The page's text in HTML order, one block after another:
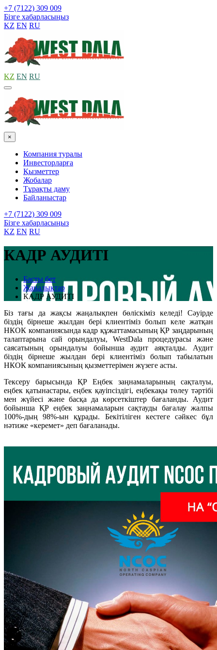
+7 (7122) 309 009
Бізге хабарласыңыз
KZ EN RU
KZ EN RU
×
Компания туралы
Инвесторларға
Қызметтер
Жобалар
Тұрақты даму
Байланыстар
+7 (7122) 309 009
Бізге хабарласыңыз
KZ EN RU
КАДР АУДИТІ
Басты бет
Жаңалықтар
КАДР АУДИТІ
Біз тағы да жақсы жаңалықпен бөліскіміз келеді! Сәуірде
біздің бірнеше жылдан бері клиентіміз болып келе жатқан
НКОК компаниясында кадр құжаттамасының ҚР заңдарының
талаптарына сай орындалуы, WestDala процедурасы және
саясатының орындалуы бойынша аудит аяқталды. Аудит
біздің бірнеше жылдан бері клиентіміз болып табылатын
НКОК компаниясының қызметтерімен жүзеге асты.
Тексеру барысында ҚР Еңбек заңнамаларының сақталуы,
еңбек қатынастары, еңбек қауіпсіздігі, еңбекақы төлеу тәртібі
мен жүйесі және басқа да көрсеткіштер бағаланды. Аудит
бойынша ҚР еңбек заңнамаларын сақтауды бағалау жалпы
100%-дың 98%-ын құрады. Бекітіліген кестеге сәйкес бұл
нәтиже «керемет» деп бағаланады.